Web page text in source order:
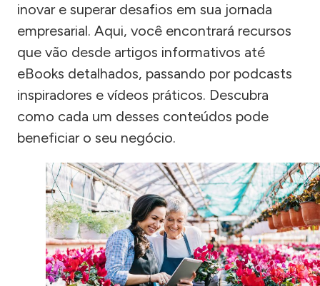
inovar e superar desafios em sua jornada
empresarial. Aqui, você encontrará recursos
que vão desde artigos informativos até
eBooks detalhados, passando por podcasts
inspiradores e vídeos práticos. Descubra
como cada um desses conteúdos pode
beneficiar o seu negócio.